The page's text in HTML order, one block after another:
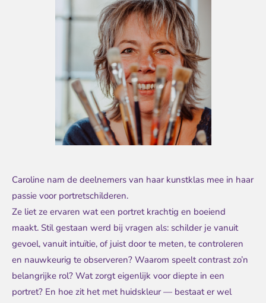
Caroline nam de deelnemers van haar kunstklas mee in haar
passie voor portretschilderen.
Ze liet ze ervaren wat een portret krachtig en boeiend
maakt. Stil gestaan werd bij vragen als: schilder je vanuit
gevoel, vanuit intuïtie, of juist door te meten, te controleren
en nauwkeurig te observeren? Waarom speelt contrast zo’n
belangrijke rol? Wat zorgt eigenlijk voor diepte in een
portret? En hoe zit het met huidskleur — bestaat er wel